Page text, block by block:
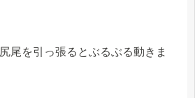
尾を引っ張るとぶるぶる動きま